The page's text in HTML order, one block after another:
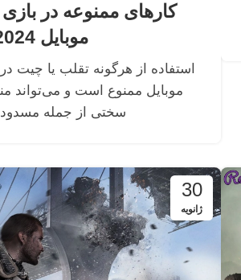
کارهای ممنوعه در
موبایل 2024
استفاده از هرگونه تقلب یا چیت
موبایل ممنوع است و می‌تواند
سختی از جمله
30
ژانویه